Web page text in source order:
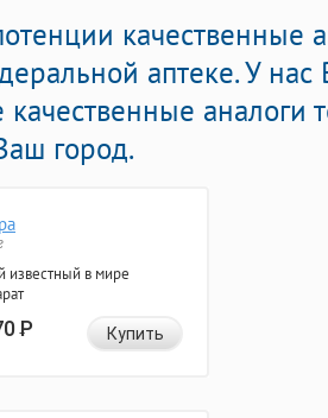
качественные
аптеке. У
качественные
город.
известный в мире
Р Купить